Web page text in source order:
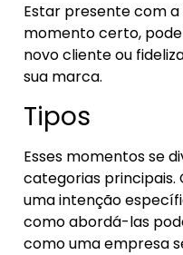
Estar presente com
momento certo,
novo cliente ou
sua marca.
Tipos
Esses momentos se
categorias principais.
uma intenção
como abordá-las
como uma empresa